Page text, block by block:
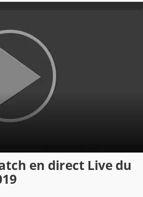
en direct Live du